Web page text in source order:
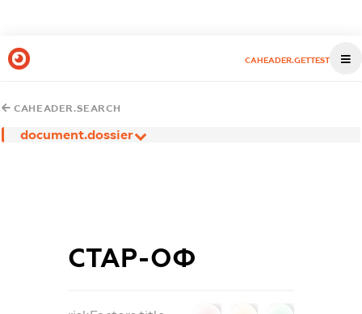
CAHEADER.GETTEST
CAHEADER.SEARCH
document.dossier
СТАР-ОФ